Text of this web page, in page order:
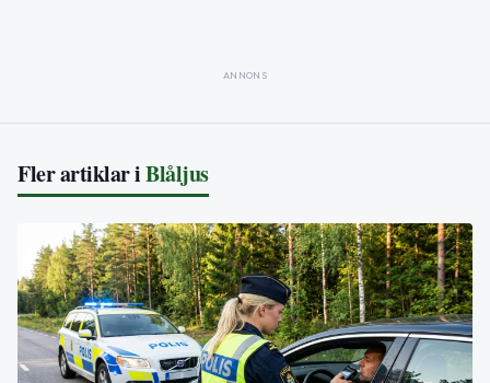
ANNONS
Fler artiklar iBlåljus